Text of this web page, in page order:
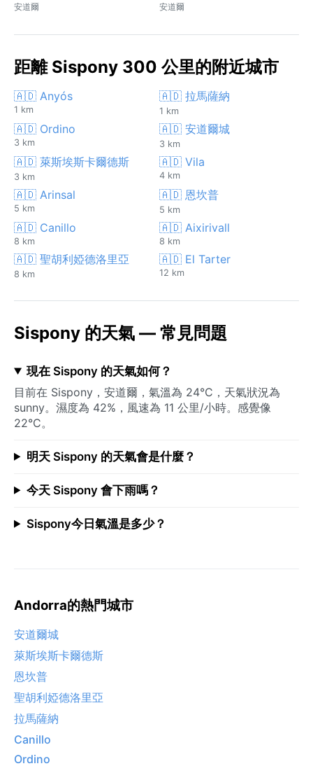
安道爾 安道爾
距離 Sispony 300 公里的附近城市
🇦🇩 Anyós
1 km
🇦🇩 拉馬薩納
1 km
🇦🇩 Ordino
3 km
🇦🇩 安道爾城
3 km
🇦🇩 萊斯埃斯卡爾德斯
3 km
🇦🇩 Vila
4 km
🇦🇩 Arinsal
5 km
🇦🇩 恩坎普
5 km
🇦🇩 Canillo
8 km
🇦🇩 Aixirivall
8 km
🇦🇩 聖胡利婭德洛里亞
8 km
🇦🇩 El Tarter
12 km
Sispony 的天氣 — 常見問題
現在 Sispony 的天氣如何？
目前在 Sispony，安道爾，氣溫為 24°C，天氣狀況為
sunny。濕度為 42%，風速為 11 公里/小時。感覺像
22°C。
明天 Sispony 的天氣會是什麼？
今天 Sispony 會下雨嗎？
Sispony今日氣溫是多少？
Andorra的熱門城市
安道爾城
萊斯埃斯卡爾德斯
恩坎普
聖胡利婭德洛里亞
拉馬薩納
Canillo
Ordino